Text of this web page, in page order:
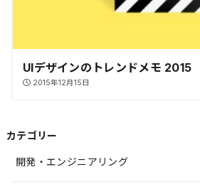
UIデザインのトレンドメモ 2015
2015年12月15日
カテゴリー
開発・エンジニアリング